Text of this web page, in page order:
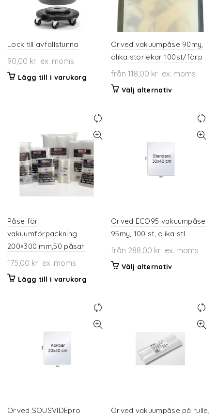
Lock till avfallstunna
90,00 kr ex. moms
Lägg till i varukorg
Orved vakuumpåse 90my,
olika storlekar 100st/förp
från 118,00 kr ex. moms
Välj alternativDen
alternativen
produktsidan
Påse för
vakuumförpackning
200×300 mm,50 påsar
175,00 kr ex. moms
Lägg till i varukorg
Orved ECO95 vakuumpåse
95my, 100 st, olika stl
från 288,00 kr ex. moms
Välj alternativDen
varianter.
olika
alternativen
Orved SOUSVIDEpro Orved vakuumpåse på rulle,